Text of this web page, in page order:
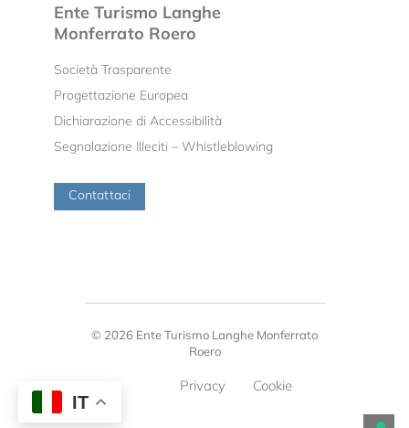
Ente Turismo Langhe
Monferrato Roero
Società Trasparente
Progettazione Europea
Dichiarazione di Accessibilità
Segnalazione Illeciti – Whistleblowing
Contattaci
© 2026 Ente Turismo Langhe Monferrato
Roero
Privacy Cookie
IT